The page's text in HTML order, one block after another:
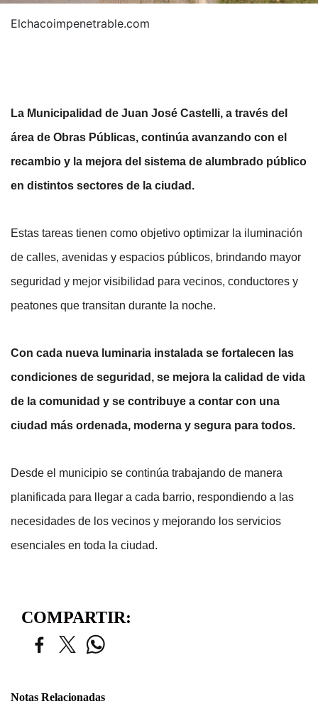
Elchacoimpenetrable.com
La Municipalidad de Juan José Castelli, a través del
área de Obras Públicas, continúa avanzando con el
recambio y la mejora del sistema de alumbrado público
en distintos sectores de la ciudad.
Estas tareas tienen como objetivo optimizar la iluminación
de calles, avenidas y espacios públicos, brindando mayor
seguridad y mejor visibilidad para vecinos, conductores y
peatones que transitan durante la noche.
Con cada nueva luminaria instalada se fortalecen las
condiciones de seguridad, se mejora la calidad de vida
de la comunidad y se contribuye a contar con una
ciudad más ordenada, moderna y segura para todos.
Desde el municipio se continúa trabajando de manera
planificada para llegar a cada barrio, respondiendo a las
necesidades de los vecinos y mejorando los servicios
esenciales en toda la ciudad.
COMPARTIR:
Notas Relacionadas